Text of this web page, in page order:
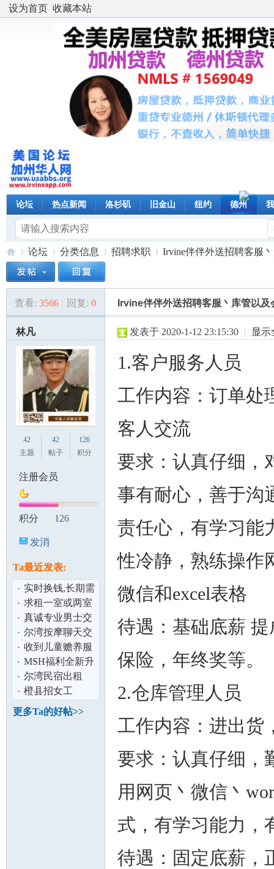
设为首页 收藏本站
论坛 热点新闻 洛杉矶 旧金山 纽约 德州
美»
论坛
›
分类信息 招聘求职
›
Irvine伴伴外送招聘客服
查看: 3566 | 回复: 0 Irvine伴伴外送招聘客服丶库管以及
林凡
42
主题
42
帖子
126
积分
注册会员
积分 126
发消
Ta最近发表:
实时换钱,长期需
要美金,尔湾可以
当面交易
求租一室或两室
整租
真诚专业男士交
友/征婚(尔
湾,OC)
尔湾按摩聊天交
友
收到儿童赡养服
务机构的电话,请
问是干什么
MSH福利全新升
级,投保更简费用
更低
尔湾民宿出租
橙县招女工
更多Ta的好帖>>
发表于 2020-1-12 23:15:30 | 显示
1.客户服务人员
工作内容：订单处
客人交流
要求：认真仔细，
事有耐心，善于沟
责任心，有学习能
性冷静，熟练操作
微信和excel表格
待遇：基础底薪
保险，年终奖等。
2.仓库管理人员
工作内容：进出货
要求：认真仔细，
用网页丶微信丶
式，有学习能力，
待遇：固定底薪，